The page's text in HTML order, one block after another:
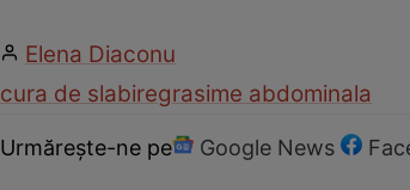
Elena Diaconu
cura de slabiregrasime abdominala
Urmărește-ne pe Google News